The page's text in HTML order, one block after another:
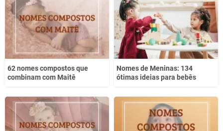
Outro
62 nomes compostos que
combinam com Maitê
Nomes de Meninas: 134
ótimas ideias para bebês